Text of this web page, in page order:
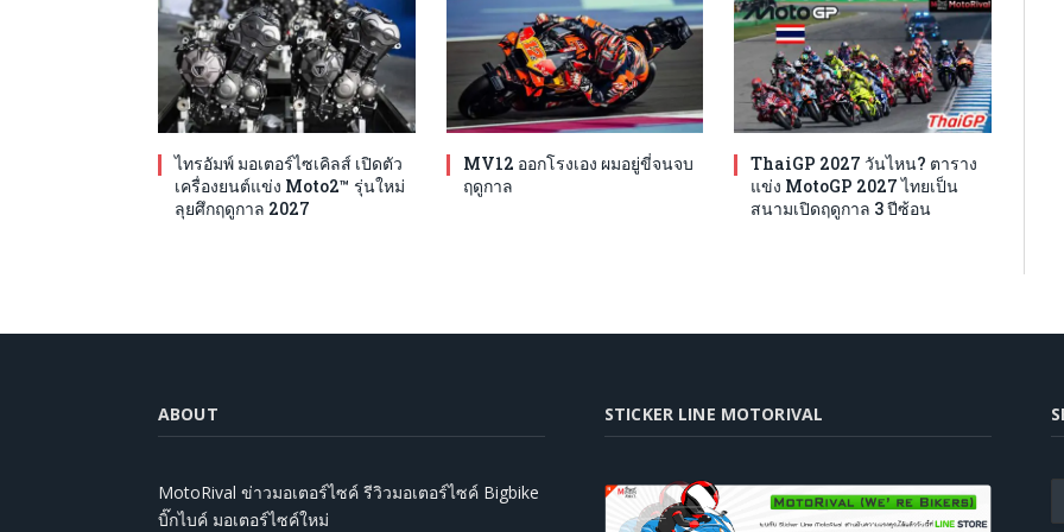
ไทรอัมพ์ มอเตอร์ไซเคิลส์ เปิดตัว
เครื่องยนต์แข่ง Moto2™ รุ่นใหม่
ลุยศึกฤดูกาล 2027
MV12 ออกโรงเอง ผมอยู่ขี่จนจบ
ฤดูกาล
ThaiGP 2027 วันไหน? ตาราง
แข่ง MotoGP 2027 ไทยเป็น
สนามเปิดฤดูกาล 3 ปีซ้อน
ABOUT
MotoRival ข่าวมอเตอร์ไซค์ รีวิวมอเตอร์ไซค์ Bigbike
บิ๊กไบค์ มอเตอร์ไซค์ใหม่
STICKER LINE MOTORIVAL